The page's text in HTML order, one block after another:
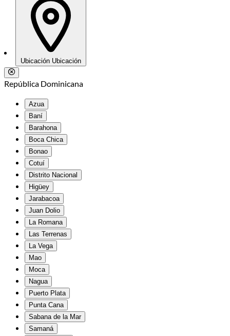
Ubicación Ubicación
República Dominicana
Azua
Baní
Barahona
Boca Chica
Bonao
Cotuí
Distrito Nacional
Higüey
Jarabacoa
Juan Dolio
La Romana
Las Terrenas
La Vega
Mao
Moca
Nagua
Puerto Plata
Punta Cana
Sabana de la Mar
Samaná